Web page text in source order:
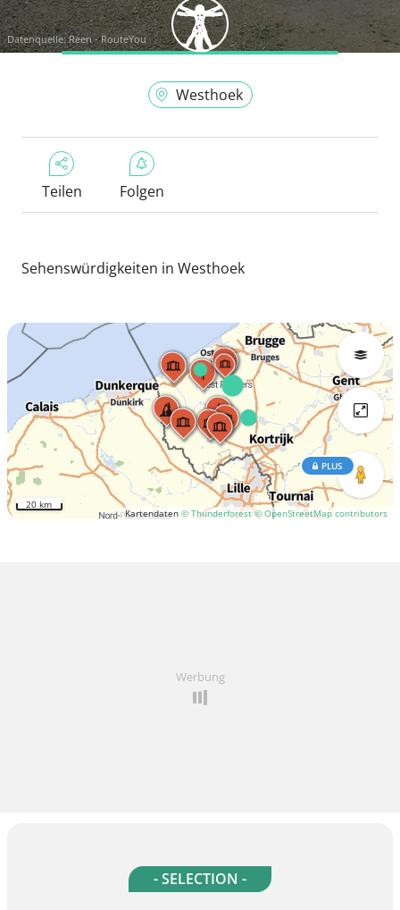
Datenquelle:Reen - RouteYou
Westhoek
Teilen Folgen
Sehenswürdigkeiten in Westhoek
Kartendaten © Thunderforest © OpenStreetMap contributors
PLUS
20 km
Werbung
- SELECTION -